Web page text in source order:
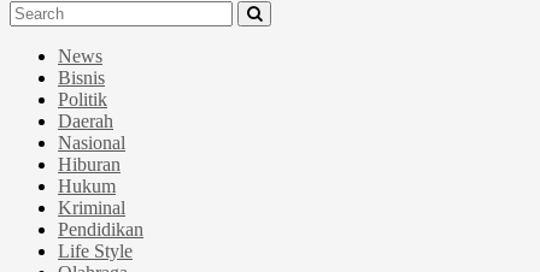
News
Bisnis
Politik
Daerah
Nasional
Hiburan
Hukum
Kriminal
Pendidikan
Life Style